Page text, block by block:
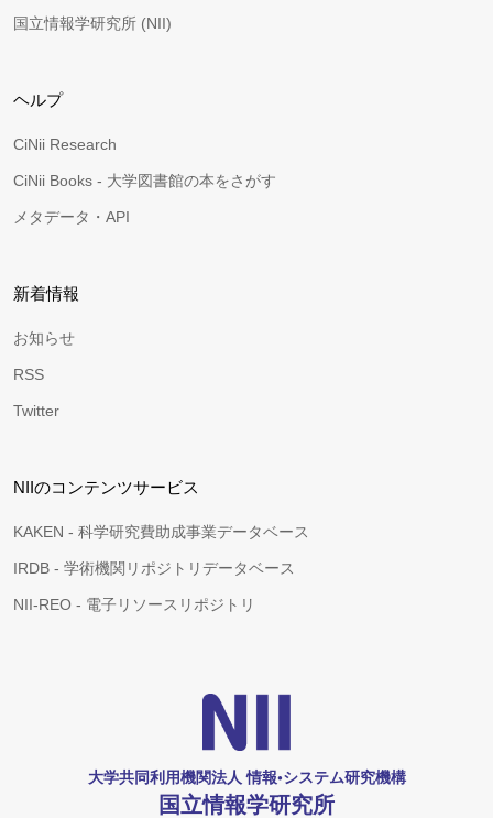
国立情報学研究所 (NII)
ヘルプ
CiNii Research
CiNii Books - 大学図書館の本をさがす
メタデータ・API
新着情報
お知らせ
RSS
Twitter
NIIのコンテンツサービス
KAKEN - 科学研究費助成事業データベース
IRDB - 学術機関リポジトリデータベース
NII-REO - 電子リソースリポジトリ
大学共同利用機関法人 情報•システム研究機構
国立情報学研究所